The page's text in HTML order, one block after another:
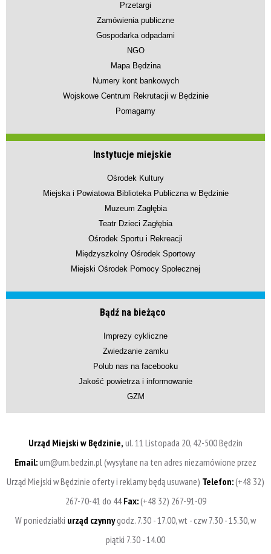
Przetargi
Zamówienia publiczne
Gospodarka odpadami
NGO
Mapa Będzina
Numery kont bankowych
Wojskowe Centrum Rekrutacji w Będzinie
Pomagamy
Instytucje miejskie
Ośrodek Kultury
Miejska i Powiatowa Biblioteka Publiczna w Będzinie
Muzeum Zagłębia
Teatr Dzieci Zagłębia
Ośrodek Sportu i Rekreacji
Międzyszkolny Ośrodek Sportowy
Miejski Ośrodek Pomocy Społecznej
Bądź na bieżąco
Imprezy cykliczne
Zwiedzanie zamku
Polub nas na facebooku
Jakość powietrza i informowanie
GZM
Urząd Miejski w Będzinie, ul. 11 Listopada 20, 42-500 Będzin
Email:um@um.bedzin.pl (wysyłane na ten adres niezamówione przez
Urząd Miejski w Będzinie oferty i reklamy będą usuwane) Telefon:(+48 32)
267-70-41 do 44Fax:(+48 32) 267-91-09
W poniedziałki urząd czynnygodz. 7.30 - 17.00, wt - czw 7.30 - 15.30, w
piątki 7.30 - 14.00